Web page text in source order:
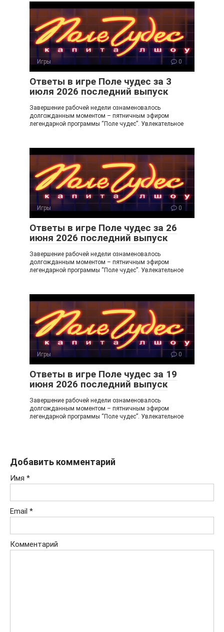
Игры 0
Ответы в игре Поле чудес за 3
июля 2026 последний выпуск
Завершение рабочей недели ознаменовалось
долгожданным моментом – пятничным эфиром
легендарной программы “Поле чудес”. Увлекательное
Игры 0
Ответы в игре Поле чудес за 26
июня 2026 последний выпуск
Завершение рабочей недели ознаменовалось
долгожданным моментом – пятничным эфиром
легендарной программы “Поле чудес”. Увлекательное
Игры 0
Ответы в игре Поле чудес за 19
июня 2026 последний выпуск
Завершение рабочей недели ознаменовалось
долгожданным моментом – пятничным эфиром
легендарной программы “Поле чудес”. Увлекательное
Добавить комментарий
Имя *
Email *
Комментарий